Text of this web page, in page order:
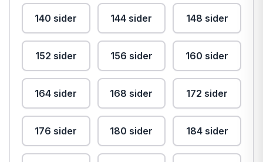
140 sider 144 sider 148 sider
152 sider 156 sider 160 sider
164 sider 168 sider 172 sider
176 sider 180 sider 184 sider